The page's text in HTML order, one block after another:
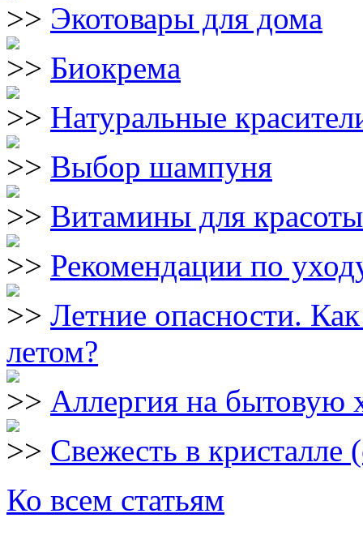
Экотовары для дома
Биокрема
Натуральные
Выбор шампуня
Витамины для красоты
Рекомендации по
Летние опасности.
летом?
Аллергия на
Свежесть в кристалле
Ко всем статьям